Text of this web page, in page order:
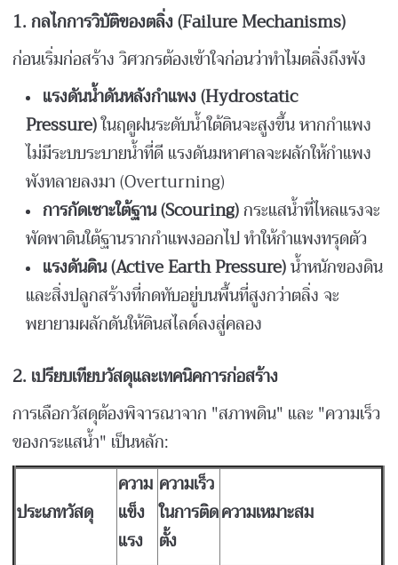
1.กลไกการวิบัติของตลิ่ง (Failure Mechanisms)
ก่อนเริ่มก่อสร้าง วิศวกรต้องเข้าใจก่อนว่าทำไมตลิ่งถึงพัง
แรงดันน้ำดันหลังกำแพง (Hydrostatic
Pressure)ในฤดูฝนระดับน้ำใต้ดินจะสูงขึ้น หากกำแพง
ไม่มีระบบระบายน้ำที่ดี แรงดันมหาศาลจะผลักให้กำแพง
พังทลายลงมา (Overturning)
การกัดเซาะใต้ฐาน (Scouring)กระแสน้ำที่ไหลแรงจะ
พัดพาดินใต้ฐานรากกำแพงออกไป ทำให้กำแพงทรุดตัว
แรงดันดิน (Active Earth Pressure)น้ำหนักของดิน
และสิ่งปลูกสร้างที่กดทับอยู่บนพื้นที่สูงกว่าตลิ่ง จะ
พยายามผลักดันให้ดินสไลด์ลงสู่คลอง
2. เปรียบเทียบวัสดุและเทคนิคการก่อสร้าง
การเลือกวัสดุต้องพิจารณาจาก "สภาพดิน" และ "ความเร็ว
ของกระแสน้ำ" เป็นหลัก:
ประเภทวัสดุ
ความ
แข็ง
แรง
ความเร็ว
ในการติด
ตั้ง
ความเหมาะสม